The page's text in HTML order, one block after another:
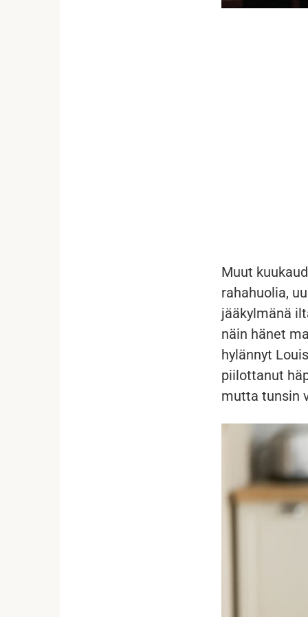
Muut
rahahuolia,
jääkylmänä
näin hänet
hylännyt
piilottanut
mutta tunsin